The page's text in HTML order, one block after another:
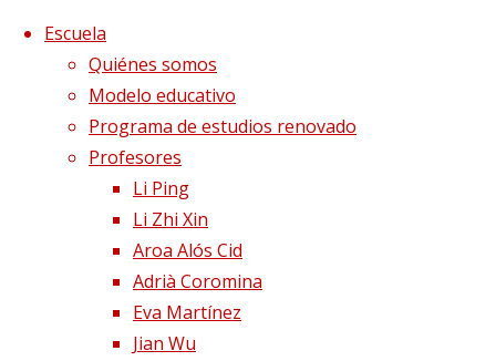
Saltar al contenido
Escuela
Quiénes somos
Modelo educativo
Programa de estudios renovado
Profesores
Li Ping
Li Zhi Xin
Aroa Alós Cid
Adrià Coromina
Eva Martínez
Jian Wu